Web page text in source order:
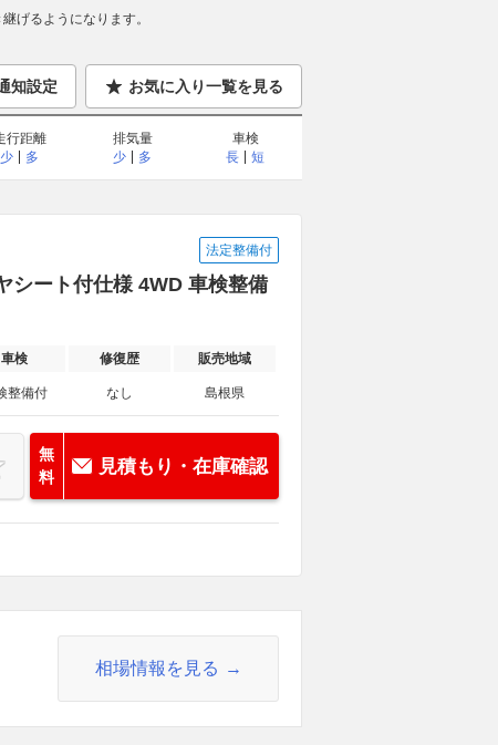
げるようになります。
知設定 お気に入り一覧を見る
行距離
少
多
排気量
少
多
車検
長
短
法定整備付
シート付仕様 4WD 車検整備
車検 修復歴 販売地域
整備付 なし 島根県
無
料
見積もり・在庫確認
相場情報を見る